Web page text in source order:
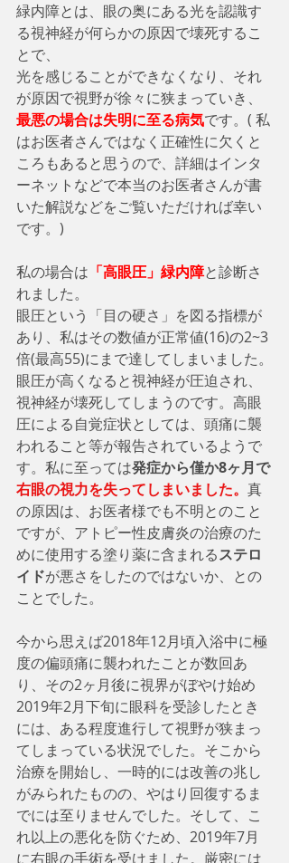
緑内障とは、眼の奥にある光を認識す
る視神経が何らかの原因で壊死するこ
とで、
光を感じることができなくなり、それ
が原因で視野が徐々に狭まっていき、
最悪の場合は失明に至る病気です。( 私
はお医者さんではなく正確性に欠くと
ころもあると思うので、詳細はインタ
ーネットなどで本当のお医者さんが書
いた解説などをご覧いただければ幸い
です。)
私の場合は 「高眼圧」緑内障と診断さ
れました。
眼圧という「目の硬さ」を図る指標が
あり、私はその数値が正常値(16)の2~3
倍(最高55)にまで達してしまいました。
眼圧が高くなると視神経が圧迫され、
視神経が壊死してしまうのです。高眼
圧による自覚症状としては、頭痛に襲
われること等が報告されているようで
す。私に至っては発症から僅か8ヶ月で
右眼の視力を失ってしまいました。 真
の原因は、お医者様でも不明とのこと
ですが、アトピー性皮膚炎の治療のた
めに使用する塗り薬に含まれるステロ
イドが悪さをしたのではないか、との
ことでした。
今から思えば2018年12月頃入浴中に極
度の偏頭痛に襲われたことが数回あ
り、その2ヶ月後に視界がぼやけ始め
2019年2月下旬に眼科を受診したとき
には、ある程度進行して視野が狭まっ
てしまっている状況でした。そこから
治療を開始し、一時的には改善の兆し
がみられたものの、やはり回復するま
でには至りませんでした。そして、こ
れ以上の悪化を防ぐため、2019年7月
に右眼の手術を受けました。厳密には